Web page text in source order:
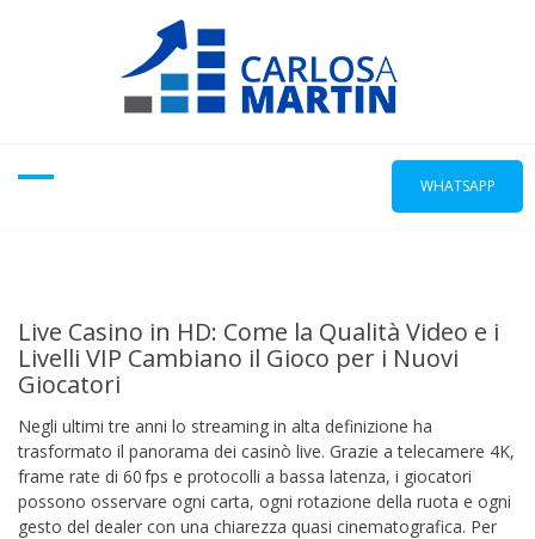
WHATSAPP
Live Casino in HD: Come la Qualità Video e i
Livelli VIP Cambiano il Gioco per i Nuovi
Giocatori
Negli ultimi tre anni lo streaming in alta definizione ha
trasformato il panorama dei casinò live. Grazie a telecamere 4K,
frame rate di 60 fps e protocolli a bassa latenza, i giocatori
possono osservare ogni carta, ogni rotazione della ruota e ogni
gesto del dealer con una chiarezza quasi cinematografica. Per